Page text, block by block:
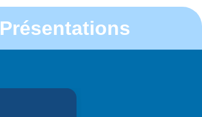
Présentations